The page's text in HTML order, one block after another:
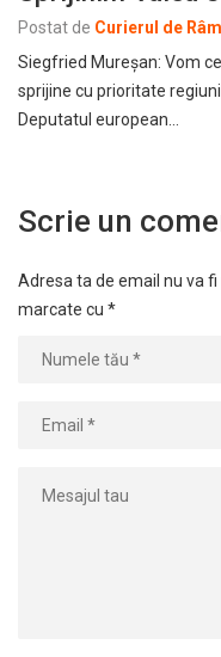
Postat de Curierul de
Siegfried Mureșan: Vom
sprijine cu prioritate
Deputatul european…
Scrie un
Adresa ta de email nu va fi
marcate cu *